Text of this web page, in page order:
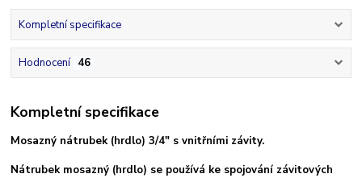
Kompletní specifikace
Hodnocení 46
Kompletní specifikace
Mosazný nátrubek (hrdlo) 3/4" s vnitřními závity.
Nátrubek mosazný (hrdlo) se používá ke spojování závitových